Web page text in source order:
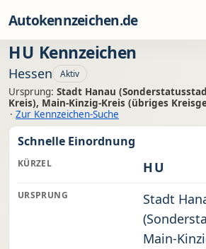
Autokennzeichen.de
HU Kennzeichen
Hessen Aktiv
Ursprung: Stadt Hanau
Kreis), Main-Kinzig-Kreis (übriges
· Zur Kennzeichen-Suche
Schnelle Einordnung
KÜRZEL HU
URSPRUNG
Stadt
Main-